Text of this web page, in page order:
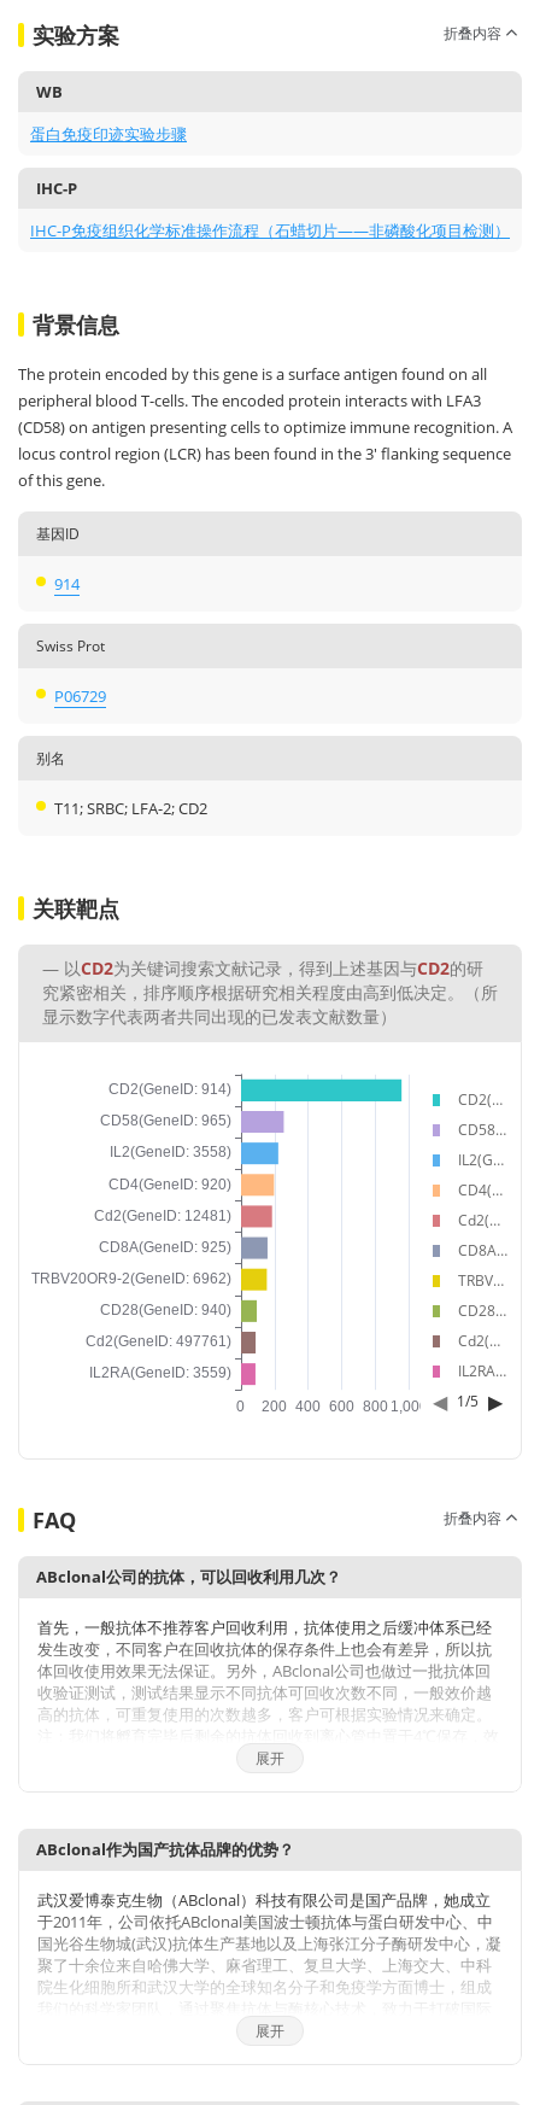
实验方案 折叠内容
WB
蛋白免疫印迹实验步骤
IHC-P
IHC-P免疫组织化学标准操作流程（石蜡切片——非磷酸化项目检测）
背景信息
The protein encoded by this gene is a surface antigen found on all
peripheral blood T-cells. The encoded protein interacts with LFA3
(CD58) on antigen presenting cells to optimize immune recognition. A
locus control region (LCR) has been found in the 3' flanking sequence
of this gene.
基因ID
914
Swiss Prot
P06729
别名
T11; SRBC; LFA-2; CD2
关联靶点
以CD2为关键词搜索文献记录，得到上述基因与CD2的研
究紧密相关，排序顺序根据研究相关程度由高到低决定。（所
显示数字代表两者共同出现的已发表文献数量）
CD2(GeneID: 914)
CD58(GeneID: 965)
IL2(GeneID: 3558)
CD4(GeneID: 920)
Cd2(GeneID: 12481)
CD8A(GeneID: 925)
TRBV20OR9-2(GeneID: 6962)
CD28(GeneID: 940)
Cd2(GeneID: 497761)
IL2RA(GeneID: 3559)
◀ 1/5 ▶
FAQ 折叠内容
ABclonal公司的抗体，可以回收利用几次？
首先，一般抗体不推荐客户回收利用，抗体使用之后缓冲体系已经
发生改变，不同客户在回收抗体的保存条件上也会有差异，所以抗
体回收使用效果无法保证。另外，ABclonal公司也做过一批抗体回
收验证测试，测试结果显示不同抗体可回收次数不同，一般效价越
高的抗体，可重复使用的次数越多，客户可根据实验情况来确定。
价高的抗体可至少保存1周，至少重复利用3次。
展开
ABclonal作为国产抗体品牌的优势？
武汉爱博泰克生物（ABclonal）科技有限公司是国产品牌，她成立
于2011年，公司依托ABclonal美国波士顿抗体与蛋白研发中心、中
国光谷生物城(武汉)抗体生产基地以及上海张江分子酶研发中心，凝
聚了十余位来自哈佛大学、麻省理工、复旦大学、上海交大、中科
院生化细胞所和武汉大学的全球知名分子和免疫学方面博士，组成
技术的垄断，将公司打造成为科研工具和诊断原料的国内领导品
牌，乃至弯道超越国际巨头。 我们拥有包括兔多克隆抗体、小鼠单
展开